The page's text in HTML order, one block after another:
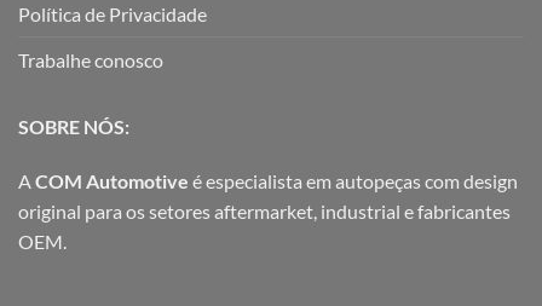
Política de Privacidade
Trabalhe conosco
SOBRE NÓS:
ACOM Automotive é especialista em autopeças com design
original para os setores aftermarket, industrial e fabricantes
OEM.